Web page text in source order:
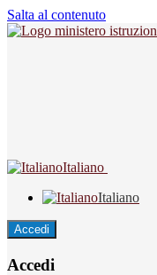
Salta al contenuto
Italiano
Italiano
Accedi
Accedi